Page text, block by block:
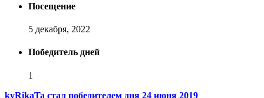
Посещение
5 декабря, 2022
Победитель дней
1
kyRikaTa стал победителем дня 24 июня 2019